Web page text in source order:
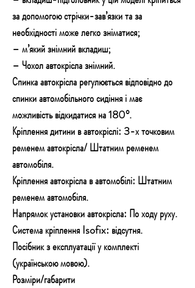
за допомогою стрічки-зав’язки та за
необхідності може легко зніматися;
– м’який знімний вкладиш;
– Чохол автокрісла знімний.
Спинка автокрісла регулюється відповідно до
спинки автомобільного сидіння і має
можливість відкидатися на 180°.
Кріплення дитини в автокріслі: 3-х точковим
ременем автокрісла/ Штатним ременем
автомобіля.
Кріплення автокрісла в автомобілі: Штатним
ременем автомобіля.
Напрямок установки автокрісла: По ходу руху.
Система кріплення Isofix: відсутня.
Посібник з експлуатації у комплекті
(українською мовою).
Розміри/габарити